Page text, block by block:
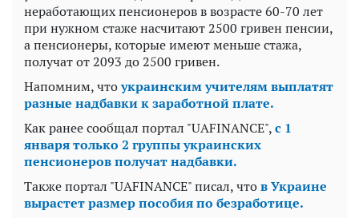
неработающих пенсионеров в возрасте 60-70 лет
при нужном стаже насчитают 2500 гривен пенсии,
а пенсионеры, которые имеют меньше стажа,
получат от 2093 до 2500 гривен.
Напомним, чтоукраинским учителям выплатят
разные надбавки к заработной плате.
Как ранее сообщал портал "UAFINANCE",с 1
января только 2 группы украинских
пенсионеров получат надбавки.
Также портал "UAFINANCE" писал, чтов Украине
вырастет размер пособия по безработице.